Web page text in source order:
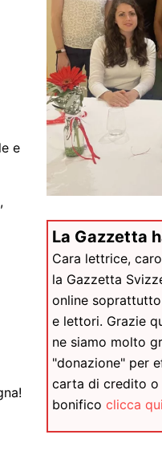
e
La Gazzetta
Cara lettrice,
la Gazzetta
online
e lettori. Grazie
ne siamo molto
"donazione" per
carta di credito o
bonifico clicca qui